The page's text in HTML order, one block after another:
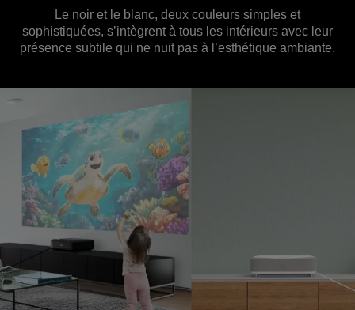
Le noir et le blanc, deux couleurs simples et
sophistiquées, s’intègrent à tous les intérieurs avec leur
présence subtile qui ne nuit pas à l’esthétique ambiante.